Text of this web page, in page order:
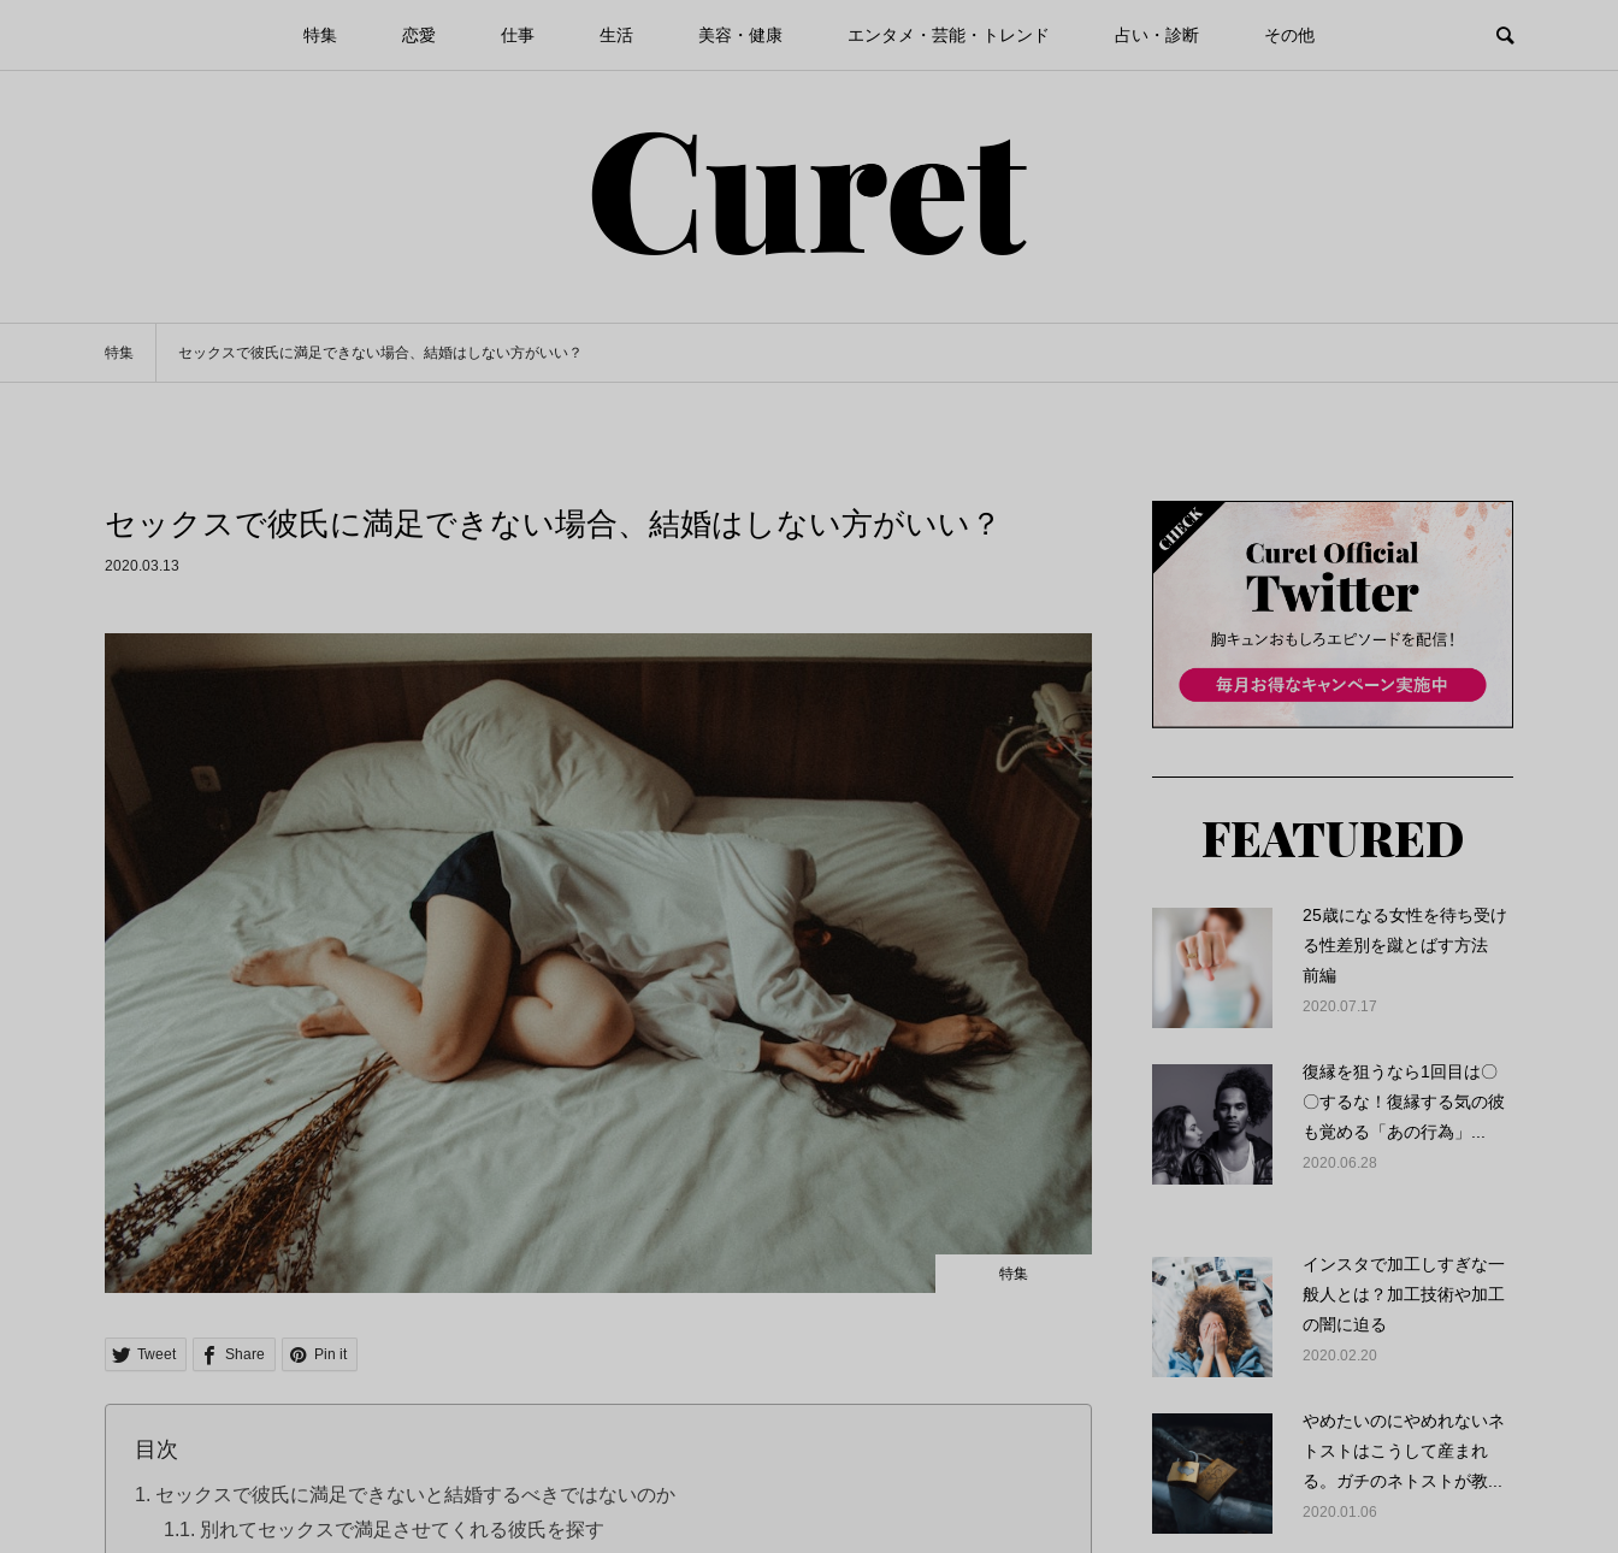
特集 恋愛 仕事 生活 美容・健康 エンタメ・芸能・トレンド 占い・診断 その他
特集 セックスで彼氏に満足できない場合、結婚はしない方がいい？
セックスで彼氏に満足できない場合、結婚はしない方がいい？
2020.03.13
特集
Tweet Share Pin it
目次
セックスで彼氏に満足できないと結婚するべきではないのか
別れてセックスで満足させてくれる彼氏を探す
FEATURED
25歳になる女性を待ち受け
る性差別を蹴とばす方法
前編
2020.07.17
復縁を狙うなら1回目は〇
〇するな！復縁する気の彼
も覚める「あの行為」...
2020.06.28
インスタで加工しすぎな一
般人とは？加工技術や加工
の闇に迫る
2020.02.20
やめたいのにやめれないネ
トストはこうして産まれ
る。ガチのネトストが教...
2020.01.06